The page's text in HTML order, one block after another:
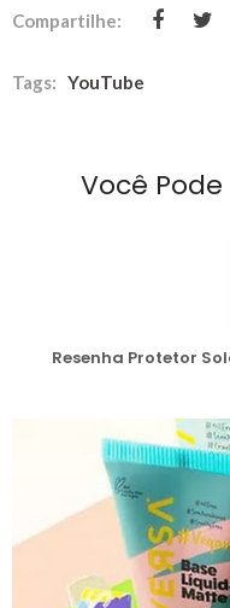
Compartilhe:
Tags: YouTube
Você
Resenha Protetor